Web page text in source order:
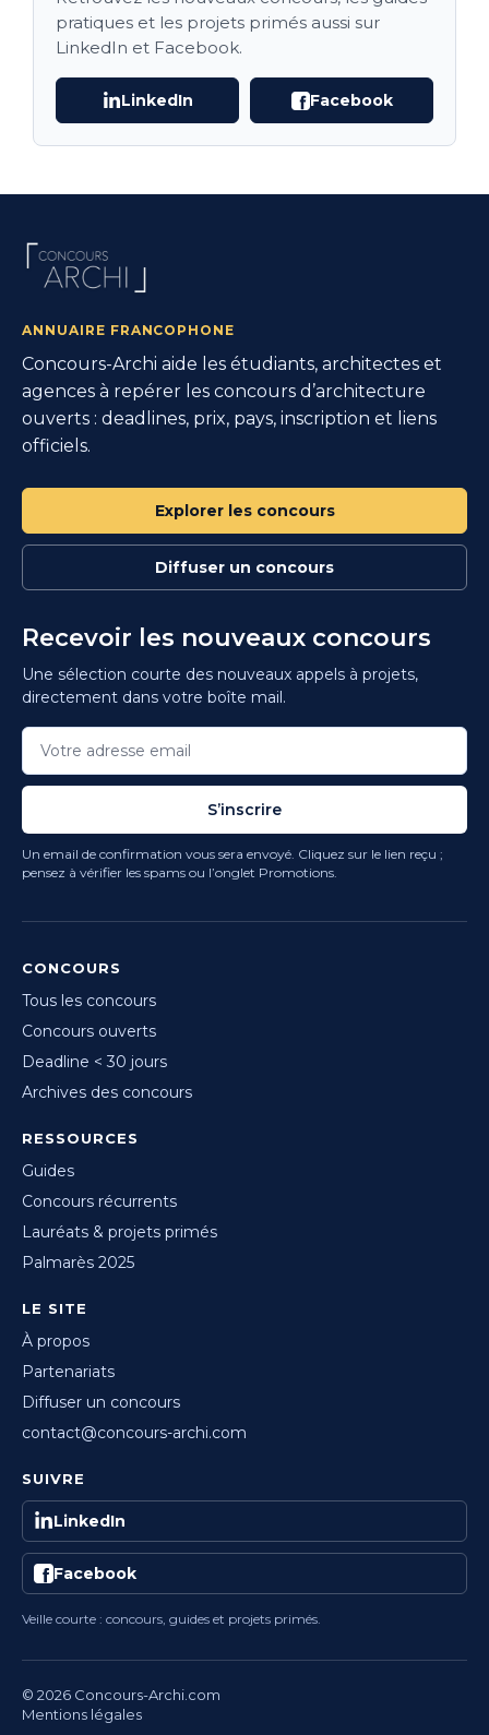
pratiques et les projets primés aussi sur
LinkedIn et Facebook.
LinkedIn Facebook
ANNUAIRE FRANCOPHONE
Concours-Archi aide les étudiants, architectes et
agences à repérer les concours d’architecture
ouverts : deadlines, prix, pays, inscription et liens
officiels.
Explorer les concours
Diffuser un concours
Recevoir les nouveaux concours
Une sélection courte des nouveaux appels à projets,
directement dans votre boîte mail.
S’inscrire
Un email de confirmation vous sera envoyé. Cliquez sur le lien reçu ;
pensez à vérifier les spams ou l’onglet Promotions.
CONCOURS
Tous les concours
Concours ouverts
Deadline < 30 jours
Archives des concours
RESSOURCES
Guides
Concours récurrents
Lauréats & projets primés
Palmarès 2025
LE SITE
À propos
Partenariats
Diffuser un concours
contact@concours-archi.com
SUIVRE
LinkedIn
Facebook
Veille courte : concours, guides et projets primés.
© 2026 Concours-Archi.com
Mentions légales